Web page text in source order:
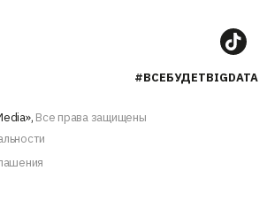
#ВСЕБУДЕТBIGDATA
Все права защищены